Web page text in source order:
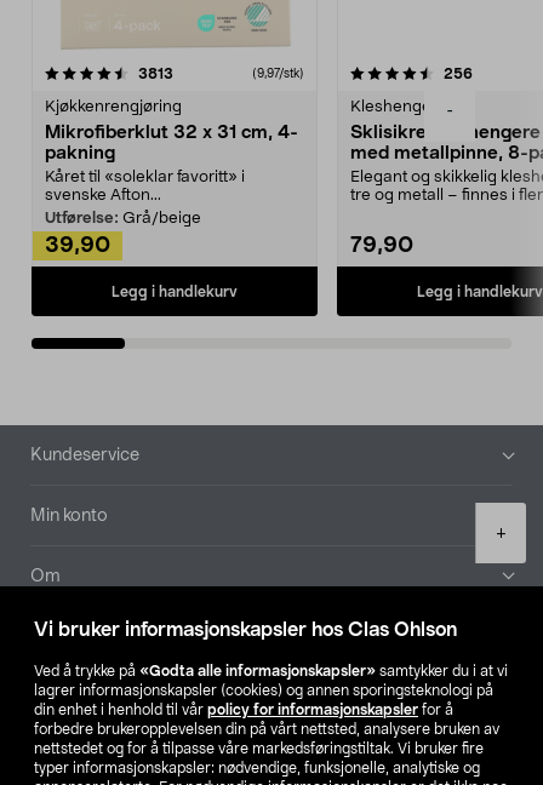
Vi bruker informasjonskapsler hos Clas Ohlson
Ved å trykke på «Godta alle informasjonskapsler» samtykker du i at vi
lagrer informasjonskapsler (cookies) og annen sporingsteknologi på
din enhet i henhold til vår policy for informasjonskapsler for å
forbedre brukeropplevelsen din på vårt nettsted, analysere bruken av
nettstedet og for å tilpasse våre markedsføringstiltak. Vi bruker fire
typer informasjonskapsler: nødvendige, funksjonelle, analytiske og
-
+
3813 anmeldelser(9,97/stk)
Kjøkkenrengjøring
Mikrofiberklut 32 x 31 cm, 4-
pakning
Kåret til «soleklar favoritt» i
svenske Afton...
Utførelse: Grå/beige
39,90
Legg i handlekurv
4.5av 5 stjerner 256
Kleshengere
Sklisikre
med metallpinne, 8-
Elegant og skikkelig
tre og metall – finnes i
79,90
Legg i handlekurv
4.5av 5 stjerner
Bunntekst
Kundeservice
Min konto
Om
Aktuelt
Våre selskaper
Finn din butikk